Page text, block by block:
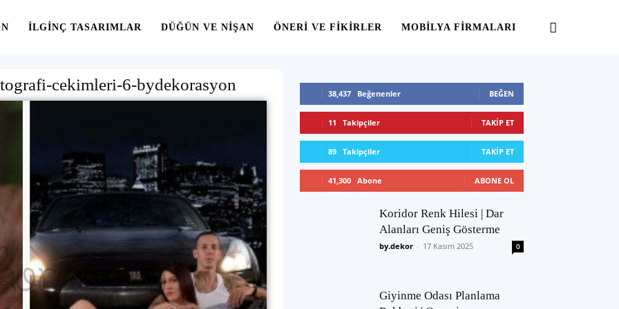
İLGINÇ TASARIMLAR DÜĞÜN VE NIŞAN ÖNERI VE FIKIRLER MOBILYA FIRMALARI
cekimleri-6-bydekorasyon 38,437 Beğenenler BEĞEN
11 Takipçiler TAKIP ET
89 Takipçiler TAKIP ET
41,300 Abone ABONE OL
Koridor Renk Hilesi | Dar
Alanları Geniş Gösterme
by.dekor - 17 Kasım 2025 0
Giyinme Odası Planlama